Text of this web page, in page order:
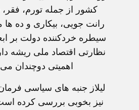
كشور از جمله تورم، فقر،
رانت جويى، بيكارى و ده
سيطره خردكننده دولت بر
نظارتى اقتصاد ملى ريشه
اهميتى دوچندان مى
ليلاز جنبه های سياسی
نيز بخوبی بررسی کرده